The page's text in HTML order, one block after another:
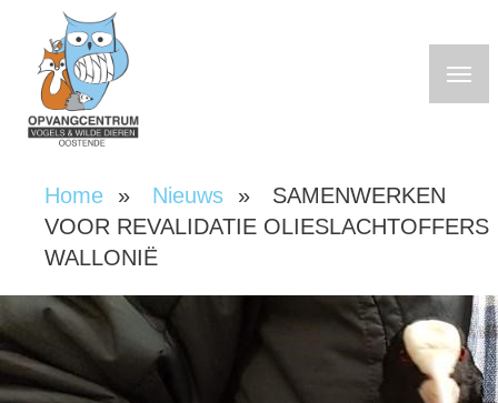
Overslaan
naar
inhoud
Kruimelpad
Home Nieuws
SAMENWERKEN
VOOR REVALIDATIE OLIESLACHTOFFERS
WALLONIË